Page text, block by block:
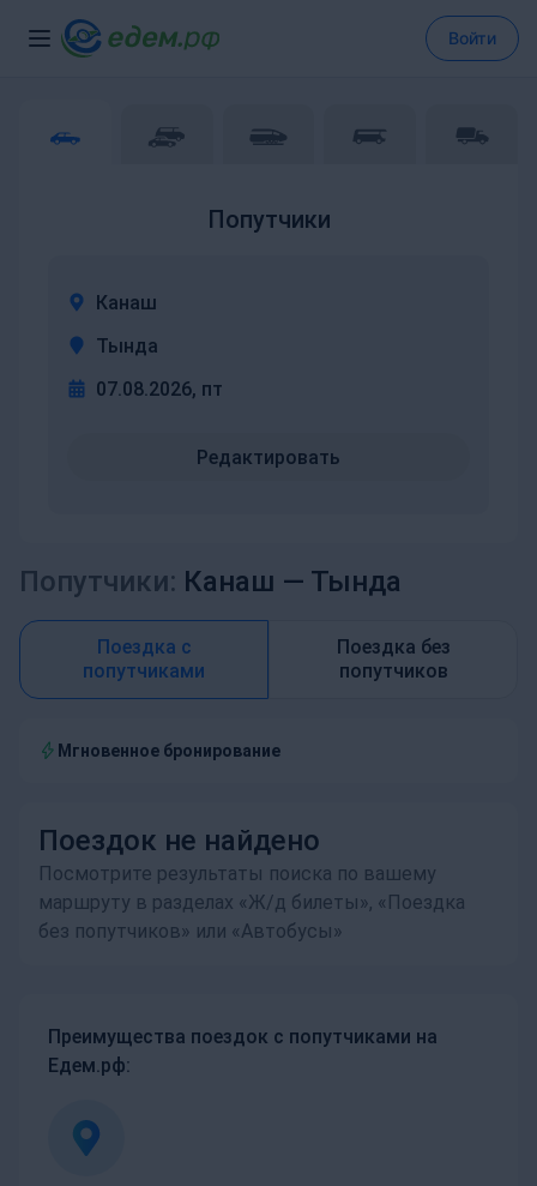
Войти
Попутчики
Канаш
Тында
07.08.2026, пт
Редактировать
Попутчики: Канаш — Тында
Поездка с
попутчиками
Поездка без
попутчиков
Мгновенное бронирование
Поездок не найдено
Посмотрите результаты поиска по вашему
маршруту в разделах «Ж/д билеты», «Поездка
без попутчиков» или «Автобусы»
Преимущества поездок с попутчиками на
Едем.рф: